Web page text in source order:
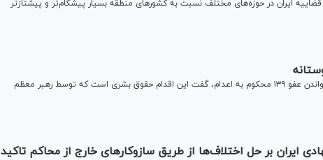
ایران در حوزه‌های مختلف نسبت به کشور‌های منطقه بسیار پیشگام‌تر و پیشتازتر
معاون حقوق بشر وزارت دادگستری ضمن ارزشمند خواندن عفو ۱۳۹ محکوم به اعدام، گفت این اقدام حقوق بشری است که توسط رهبر معظم
ایران بر حل اختلاف‌ها از طریق سازوکارهای خارج از محاکم تاکید